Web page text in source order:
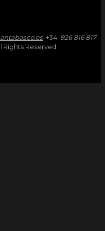
+34 926 816 817
Reserved.